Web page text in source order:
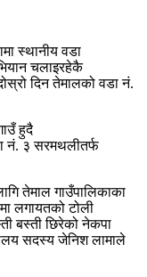
स्थानीय वडा
चलाइरहेकै
दिन तेमालको वडा नं.
हुदै
नं. ३ सरमथलीतर्फ
तेमाल गाउँपालिकाका
लगायतको टोली
बस्ती छिरेको नेकपा
सदस्य जेनिश लामाले